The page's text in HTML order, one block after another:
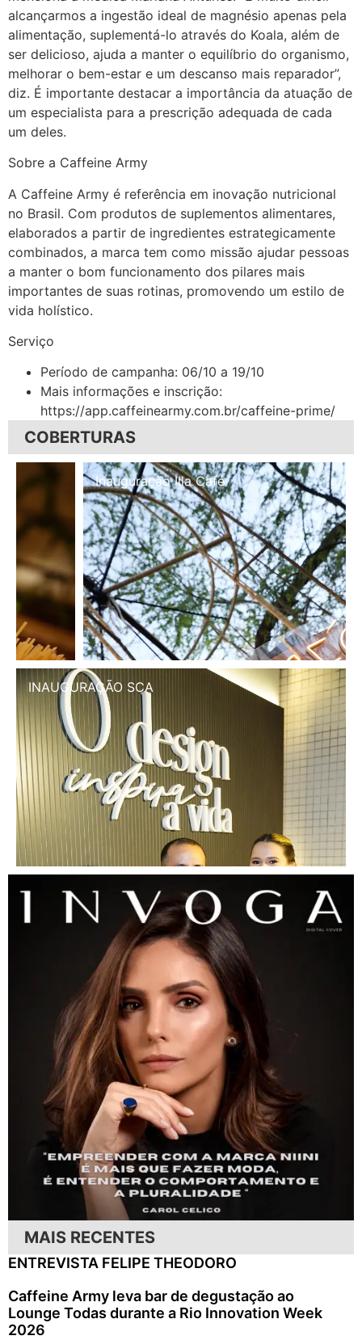
alcançarmos a ingestão ideal de magnésio apenas pela
alimentação, suplementá-lo através do Koala, além de
ser delicioso, ajuda a manter o equilíbrio do organismo,
melhorar o bem-estar e um descanso mais reparador”,
diz. É importante destacar a importância da atuação de
um especialista para a prescrição adequada de cada
um deles.
Sobre a Caffeine Army
A Caffeine Army é referência em inovação nutricional
no Brasil. Com produtos de suplementos alimentares,
elaborados a partir de ingredientes estrategicamente
combinados, a marca tem como missão ajudar pessoas
a manter o bom funcionamento dos pilares mais
importantes de suas rotinas, promovendo um estilo de
vida holístico.
Serviço
Período de campanha: 06/10 a 19/10
Mais informações e inscrição:
https://app.caffeinearmy.com.br/caffeine-prime/
COBERTURAS
Inauguração Illa Café
INAUGURAÇÃO SCA
MAIS RECENTES
ENTREVISTA FELIPE THEODORO
Caffeine Army leva bar de degustação ao
Lounge Todas durante a Rio Innovation Week
2026